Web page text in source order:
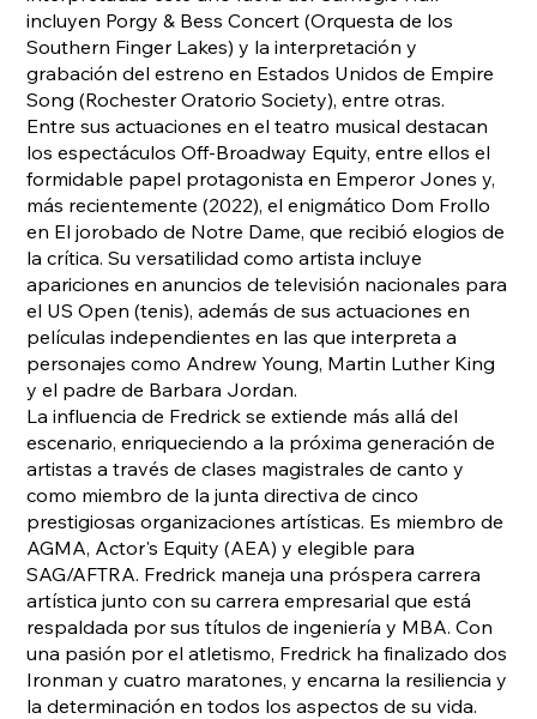
incluyen Porgy & Bess Concert (Orquesta de los
Southern Finger Lakes) y la interpretación y
grabación del estreno en Estados Unidos de Empire
Song (Rochester Oratorio Society), entre otras.
Entre sus actuaciones en el teatro musical destacan
los espectáculos Off-Broadway Equity, entre ellos el
formidable papel protagonista en Emperor Jones y,
más recientemente (2022), el enigmático Dom Frollo
en El jorobado de Notre Dame, que recibió elogios de
la crítica. Su versatilidad como artista incluye
apariciones en anuncios de televisión nacionales para
el US Open (tenis), además de sus actuaciones en
películas independientes en las que interpreta a
personajes como Andrew Young, Martin Luther King
y el padre de Barbara Jordan.
La influencia de Fredrick se extiende más allá del
escenario, enriqueciendo a la próxima generación de
artistas a través de clases magistrales de canto y
como miembro de la junta directiva de cinco
prestigiosas organizaciones artísticas. Es miembro de
AGMA, Actor's Equity (AEA) y elegible para
SAG/AFTRA. Fredrick maneja una próspera carrera
artística junto con su carrera empresarial que está
respaldada por sus títulos de ingeniería y MBA. Con
una pasión por el atletismo, Fredrick ha finalizado dos
Ironman y cuatro maratones, y encarna la resiliencia y
la determinación en todos los aspectos de su vida.